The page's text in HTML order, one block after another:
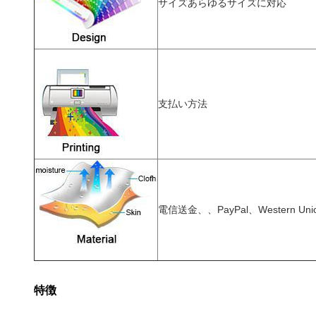
サイズあらゆるサイズに対応
支払い方法
電信送金、、PayPal、Western
特徴